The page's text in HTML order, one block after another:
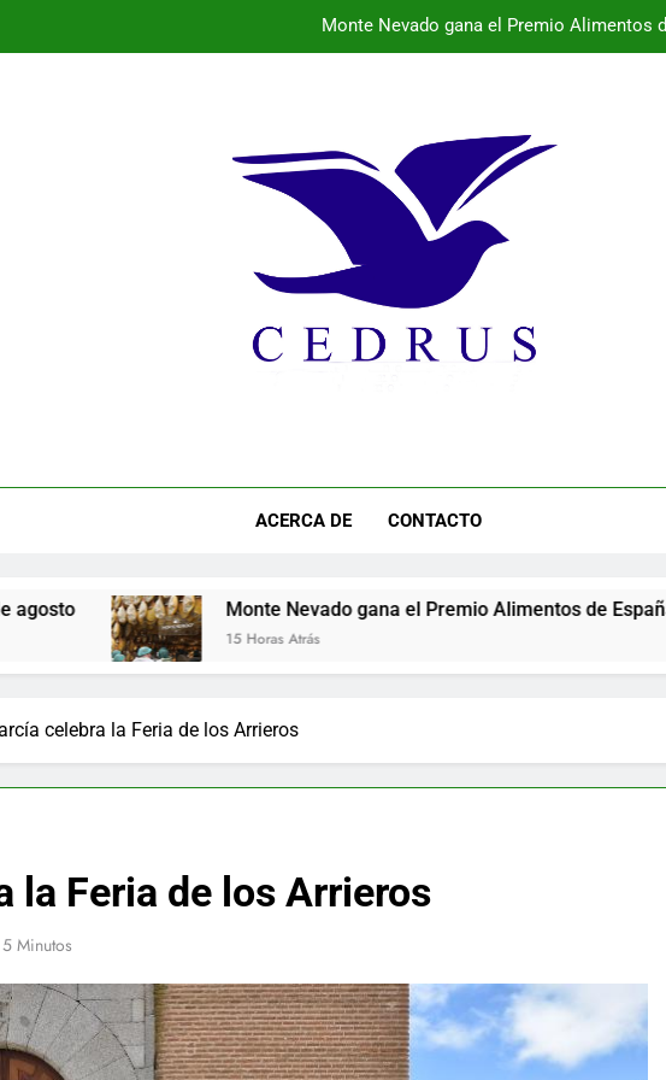
Monte Nevado gana el Premio Alimentos
Programa de la semana cultural de
Monte Nevado gana el Premio Alimentos
La provincia vibra este fin de semana con
ACERCA DE CONTACTO
Monte Nevado gana el Premio Alimentos de España a los
15 Horas Atrás
celebra la Feria de los Arrieros
la Feria de los Arrieros
5 Minutos